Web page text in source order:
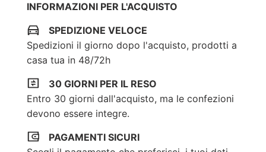
i
a
m
e
t
o
.
.
INFORMAZIONI PER L'ACQUISTO
SPEDIZIONE VELOCE
Spedizioni il giorno dopo l'acquisto, prodotti a
casa tua in 48/72h
30 GIORNI PER IL RESO
Entro 30 giorni dall'acquisto, ma le confezioni
devono essere integre.
PAGAMENTI SICURI